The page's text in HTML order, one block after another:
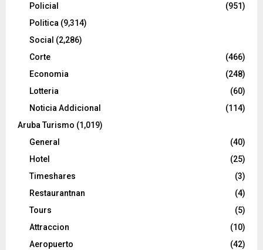
Policial
(951)
Politica (9,314)
Social (2,286)
Corte
(466)
Economia
(248)
Lotteria
(60)
Noticia Addicional
(114)
Aruba Turismo (1,019)
General
(40)
Hotel
(25)
Timeshares
(3)
Restaurantnan
(4)
Tours
(5)
Attraccion
(10)
Aeropuerto
(42)